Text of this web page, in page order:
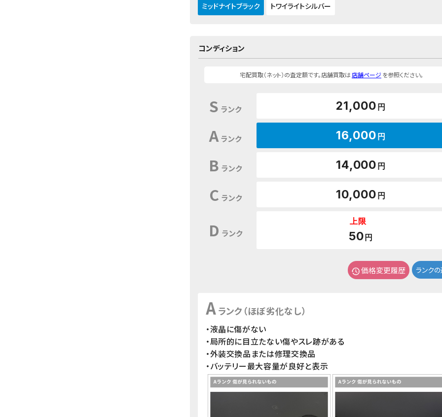
ミッドナイトブラック トワイライトシルバー
コンディション
宅配買取（ネット）の査定額です。店舗買取は 店舗ページ を参照ください。
S ランク 21,000 円
A ランク 16,000 円
B ランク 14,000 円
C ランク 10,000 円
D ランク
上限
50円
価格変更履歴 ランク
Aランク（ほぼ劣化なし）
・液晶に傷がない
・局所的に目立たない傷やスレ跡がある
・外装交換品または修理交換品
・バッテリー最大容量が良好と表示